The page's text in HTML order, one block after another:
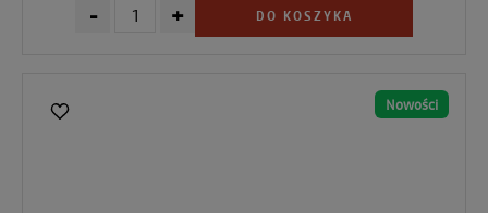
- + DO KOSZYKA
Nowości